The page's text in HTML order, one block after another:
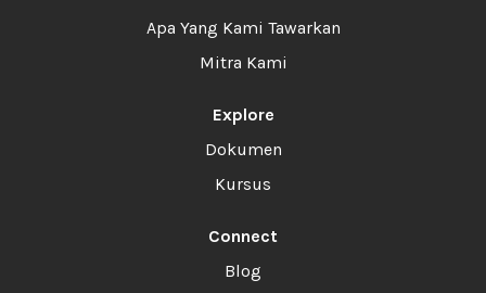
Apa Yang Kami Tawarkan
Mitra Kami
Explore
Dokumen
Kursus
Connect
Blog